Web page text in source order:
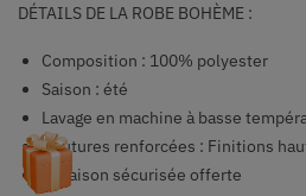
DÉTAILS DE LA ROBE BOHÈME :
Composition : 100% polyester
Saison : été
Lavage en machine à basse
Coutures renforcées : Finitions
Livraison sécurisée offerte